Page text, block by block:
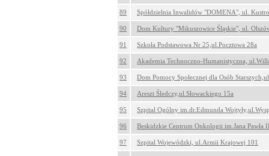
89 Spółdzielnia Inwalidów "DOMENA", ul.
90 Dom Kultury "Mikuszowice Śląskie", ul.
91 Szkoła Podstawowa Nr 25,ul.Pocztowa 28a
92 Akademia Technoczno-Humanistyczna,
93 Dom Pomocy Społecznej dla Osób
94 Areszt Śledczy,ul.Słowackiego 15a
95 Szpital Ogólny im.dr.Edmunda
96 Beskidzkie Centrum Onkologii im.Jana Pawła
97 Szpital Wojewódzki, ul.Armii Krajowej 101